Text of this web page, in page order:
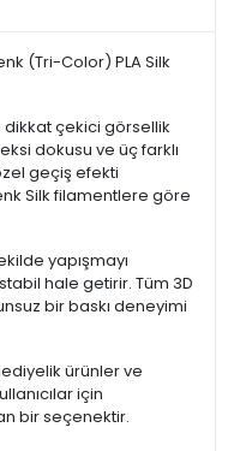
(Tri-Color) PLA Silk
çekici görsellik
dokusu ve üç farklı
geçiş efekti
Silk filamentlere göre
yapışmayı
hale getirir. Tüm 3D
bir baskı deneyimi
ürünler ve
için
bir seçenektir.